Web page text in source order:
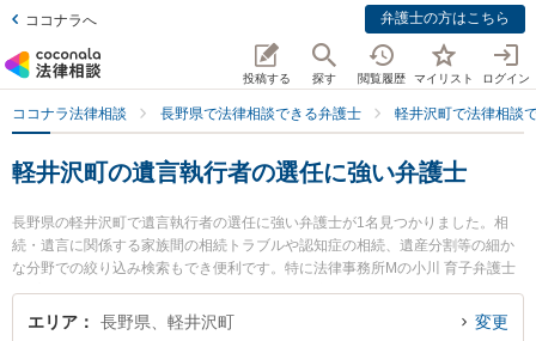
ココナラへ 弁護士の方はこちら
投稿する 探す 閲覧履歴 マイリスト ログイン
ココナラ法律相談 長野県で法律相談できる弁護士 軽井沢町で法律相談
軽井沢町の遺言執行者の選任に強い弁護士
長野県の軽井沢町で遺言執行者の選任に強い弁護士が1名見つかりました。相
続・遺言に関係する家族間の相続トラブルや認知症の相続、遺産分割等の細か
な分野での絞り込み検索もでき便利です。特に法律事務所Mの小川 育子弁護士
のプロフィール情報や弁護士費用、強みなどが注目されています。『軽井沢町
で土日や夜間に発生した遺言執行者の選任のトラブルを今すぐに弁護士に相談
エリア 長野県、軽井沢町 変更